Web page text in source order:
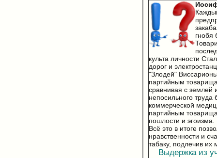
гнобя
культа личности
дорог и
"Злодей"
партийным
сравнивая с землей
непосильного
коммерческой
партийным
пошлости и эгоизма.
Всё это в итоге
нравственности и
табаку, подлечив
Выдержка из